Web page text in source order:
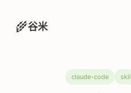
🌾谷米
claude-code skill